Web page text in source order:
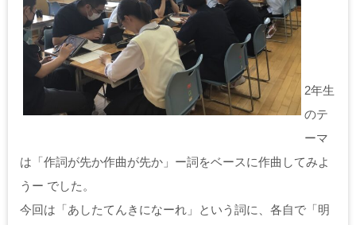
2年生
のテ
ーマ
は「作詞が先か作曲が先か」ー詞をベースに作曲してみよ
うー でした。
今回は「あしたてんきになーれ」という詞に、各自で「明